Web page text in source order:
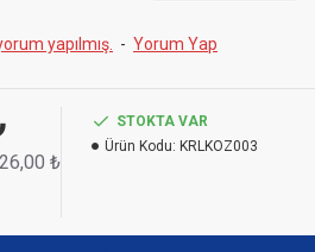
yapılmış. - Yorum Yap
₺
STOKTA VAR
Ürün Kodu: KRLKOZ003